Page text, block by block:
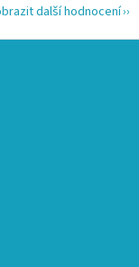
další hodnocení